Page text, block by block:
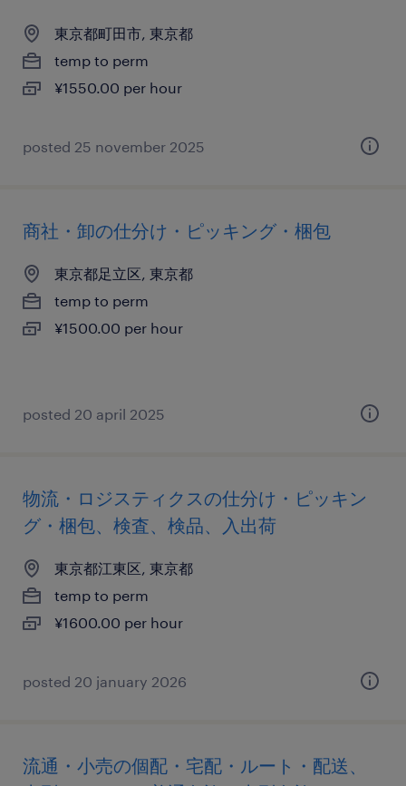
東京都町田市, 東京都
temp to perm
¥1550.00 per hour
posted 25 november 2025
商社・卸の仕分け・ピッキング・梱包
東京都足立区, 東京都
temp to perm
¥1500.00 per hour
posted 20 april 2025
物流・ロジスティクスの仕分け・ピッキン
グ・梱包、検査、検品、入出荷
東京都江東区, 東京都
temp to perm
¥1600.00 per hour
posted 20 january 2026
流通・小売の個配・宅配・ルート・配送、